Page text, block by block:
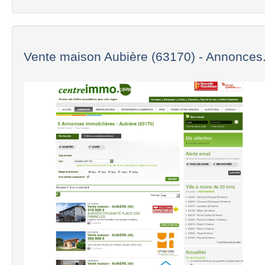
Vente maison Aubière (63170) -